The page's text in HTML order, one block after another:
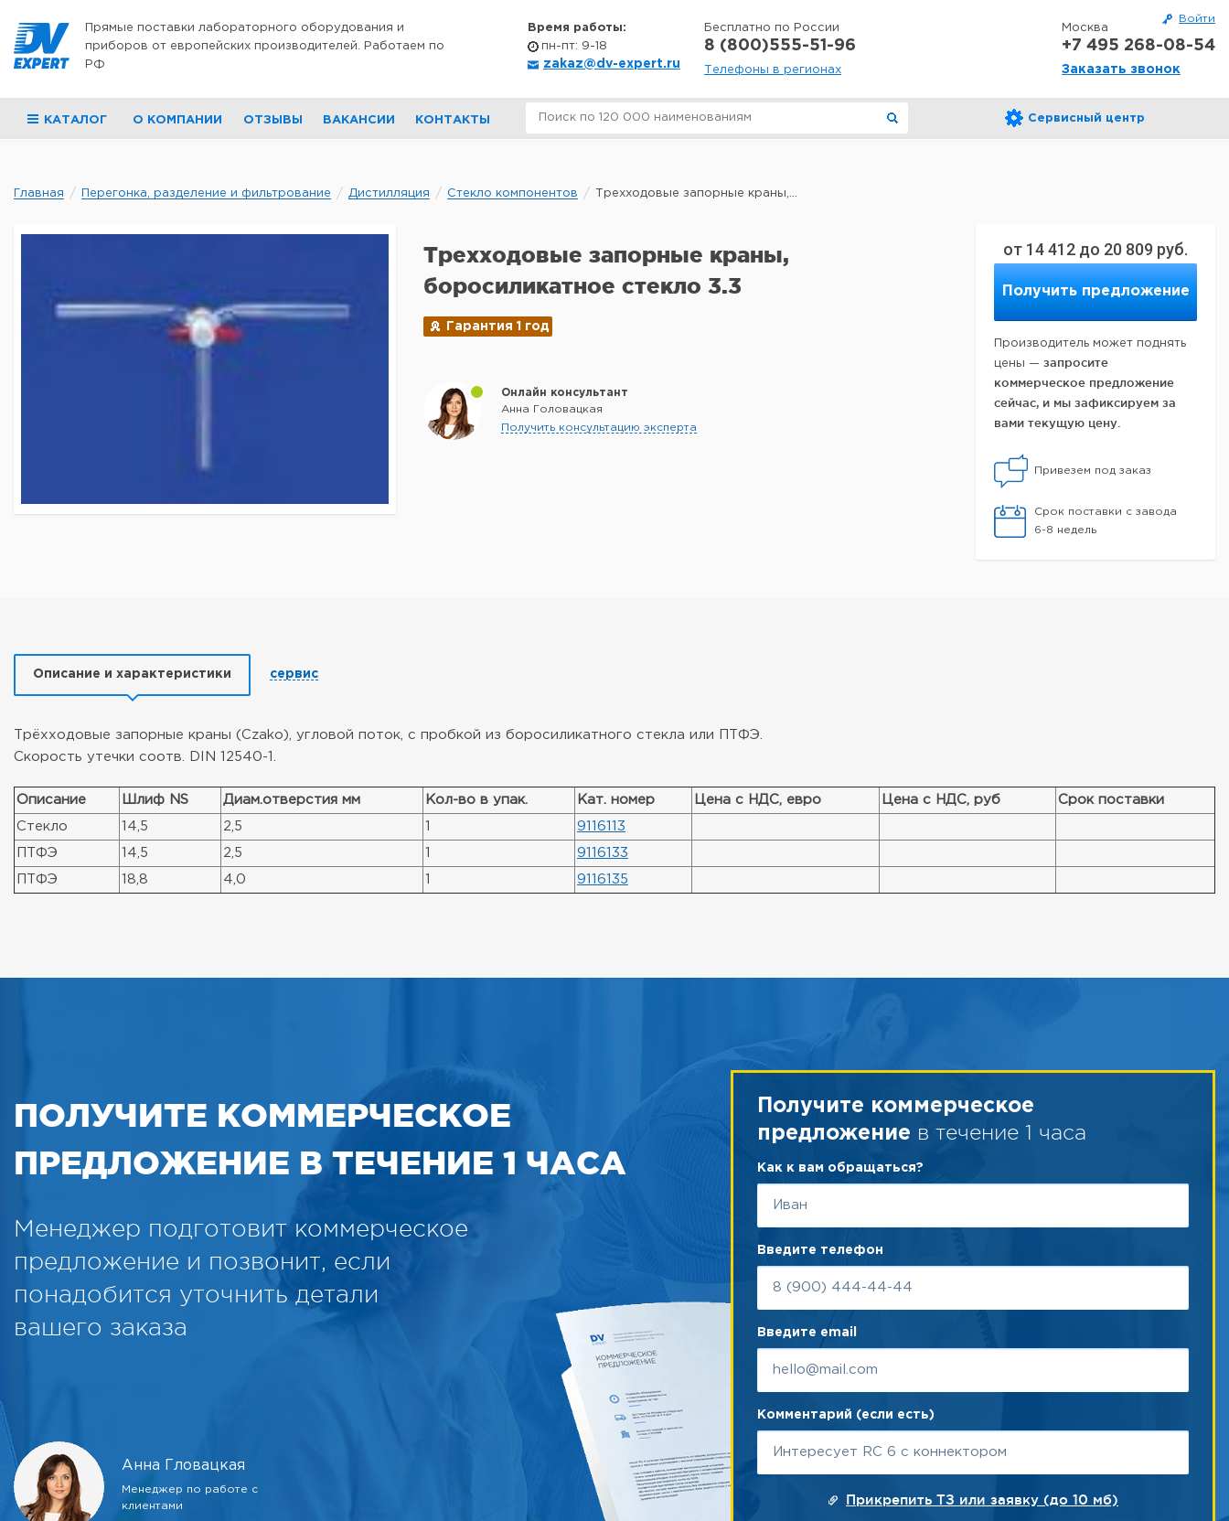
Войти
Прямые поставки лабораторного оборудования и
приборов от европейских производителей. Работаем по
РФ
Время работы:
пн-пт: 9-18
zakaz@dv-expert.ru
Бесплатно по России
8 (800)555-51-96
Телефоны в регионах
Москва
+7 495 268-08-54
Заказать звонок
КАТАЛОГ О КОМПАНИИ ОТЗЫВЫ ВАКАНСИИ КОНТАКТЫ Сервисный центр
Главная Перегонка, разделение и фильтрование Дистилляция Стекло компонентов Трехходовые запорные краны,...
от 14 412 до 20 809 руб.
Получить предложение
Производитель может поднять
цены — запросите
коммерческое предложение
сейчас, и мы зафиксируем за
вами текущую цену.
Привезем под заказ
Срок поставки с завода
6-8 недель
Трехходовые запорные краны,
боросиликатное стекло 3.3
Гарантия 1 год
Онлайн консультант
Анна Головацкая
Получить консультацию эксперта
Описание и характеристики сервис
Трёхходовые запорные краны (Czako), угловой поток, с пробкой из боросиликатного стекла или ПТФЭ.
Скорость утечки соотв. DIN 12540-1.
Описание Шлиф NS Диам.отверстия мм Кол-во в упак. Кат. номер Цена с НДС, евро Цена с НДС, руб Срок поставки
Стекло 14,5 2,5 1 9116113
ПТФЭ 14,5 2,5 1 9116133
ПТФЭ 18,8 4,0 1 9116135
ПОЛУЧИТЕ КОММЕРЧЕСКОЕ
ПРЕДЛОЖЕНИЕ В ТЕЧЕНИЕ 1 ЧАСА
Менеджер подготовит коммерческое
предложение и позвонит, если
понадобится уточнить детали
вашего заказа
Анна Гловацкая
Менеджер по работе с
клиентами
Получите коммерческое
предложение в течение 1 часа
Как к вам обращаться?
Введите телефон
Введите email
Комментарий (если есть)
Прикрепить ТЗ или заявку (до 10 мб)